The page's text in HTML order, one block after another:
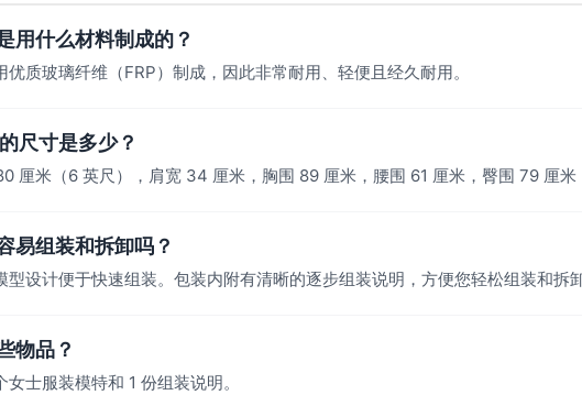
用什么材料制成的？
质玻璃纤维（FRP）制成，因此非常耐用、轻便且经久耐用。
尺寸是多少？
厘米（6 英尺），肩宽 34 厘米，胸围 89 厘米，腰围 61 厘米，臀围 79 厘米
易组装和拆卸吗？
型设计便于快速组装。包装内附有清晰的逐步组装说明，方便您轻松组装和拆卸
物品？
士服装模特和 1 份组装说明。